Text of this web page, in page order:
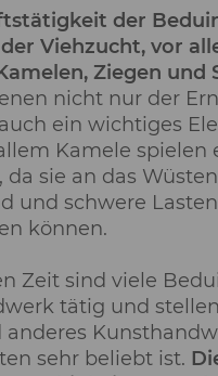
der
Viehzucht, vor
Ziegen und
nicht nur der
ein wichtiges
Kamele spielen
da sie an das
und schwere
können.
Zeit sind viele
tätig und
sehr beliebt ist.